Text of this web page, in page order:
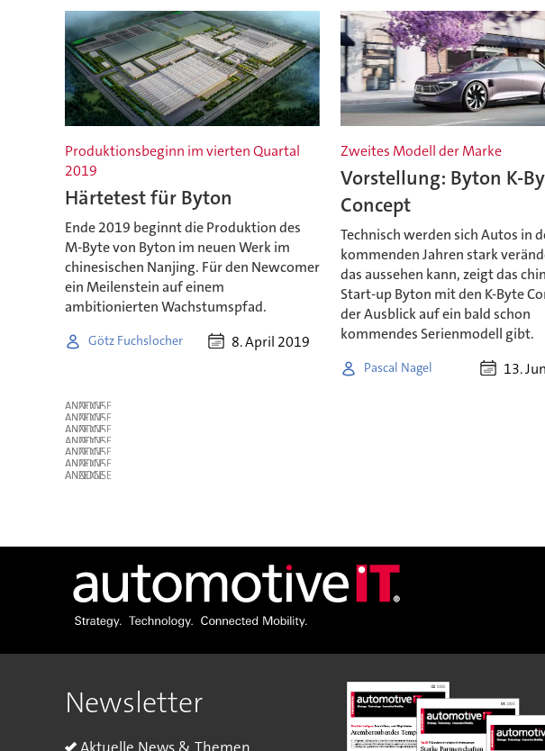
Produktionsbeginn im vierten Quartal
2019
Härtetest für Byton
Ende 2019 beginnt die Produktion des
M-Byte von Byton im neuen Werk im
chinesischen Nanjing. Für den Newcomer
ein Meilenstein auf einem
ambitionierten Wachstumspfad.
Götz Fuchslocher 8. April 2019
Zweites Modell der Marke
Vorstellung: Byton K-
Concept
Technisch werden sich Autos in
kommenden Jahren stark
das aussehen kann, zeigt das
Start-up Byton mit den K-Byte
der Ausblick auf ein bald schon
kommendes Serienmodell gibt.
Pascal Nagel 13.
ANZEIGE
ANZEIGE
ANZEIGE
ANZEIGE
ANZEIGE
ANZEIGE
ANZEIGE
Newsletter